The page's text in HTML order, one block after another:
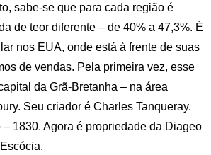
sabe-se que para cada região é
de teor diferente – de 40% a 47,3%. É
nos EUA, onde está à frente de suas
de vendas. Pela primeira vez, esse
da Grã-Bretanha – na área
Seu criador é Charles Tanqueray.
– 1830. Agora é propriedade da Diageo